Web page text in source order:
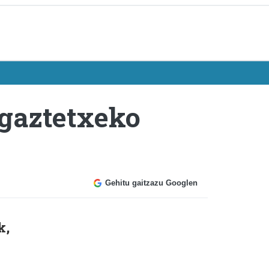
Gehitu gaitzazu Googlen